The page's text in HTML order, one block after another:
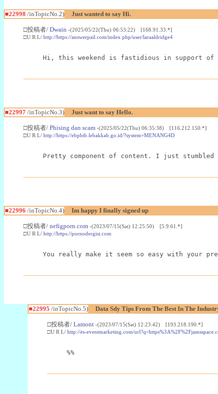
■22998 /inTopicNo.2) Just wanted to say Hi.
□投稿者/ Dwain -(2025/05/22(Thu) 06:53:22) [168.91.33.*]
□U R L/ http://https://answerpail.com/index.php/user/laraaldridge4
Hi, this weekend is fastidious in support of
■22997 /inTopicNo.3) Just want to say Hello.
□投稿者/ Phising dan scam -(2025/05/22(Thu) 06:35:38) [116.212.150.*]
□U R L/ http://https://ebphtb.lebakkab.go.id/?system=MENANG4D
Pretty component of content. I just
■22996 /inTopicNo.4) Im happy I finally signed up
□投稿者/ nefigporn.com -(2023/07/15(Sat) 12:25:50) [5.9.61.*]
□U R L/ http://https://pornodergisi.com
You really make it seem so easy with your
■22995 /inTopicNo.5) Data Sdy Tips From The Best In The
□投稿者/ Lamont -(2023/07/15(Sat) 12:23:42) [193.218.190.*]
□U R L/ http://es-eventmarketing.com/
%%